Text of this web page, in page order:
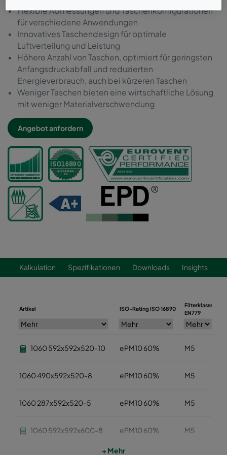
Flexible Abmessungen und Taschenkonfigurationen
für verschiedene Anwendungen
Innovatives Taschendesign für optimale
Luftverteilung und Leistung
Höhere Anzahl von Taschen, optimiert für geringsten
Anfangsdruckabfall und reduzierten
Energieverbrauch, auch bei kürzeren Taschen
Weniger Taschen bieten eine wirtschaftliche Lösung
mit weniger Materialverschwendung
Angebot anfordern
Kalkulation Spezifikationen Downloads Insights
Artikel ISO-Rating ISO 16890
Filterklasse
EN779
1060 592x592x520-10 ePM10 60% M5
1060 490x592x520-8 ePM10 60% M5
1060 287x592x520-5 ePM10 60% M5
1060 592x592x600-8 ePM10 60% M5
+ Mehr